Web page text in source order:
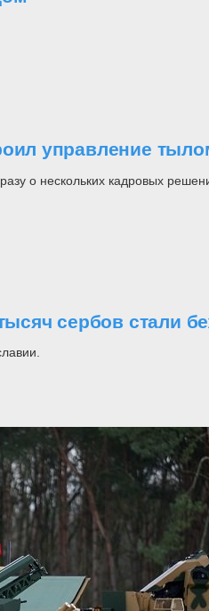
управление
о нескольких кадровых
сербов стали